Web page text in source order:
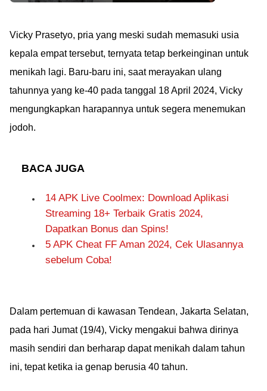
Vicky Prasetyo, pria yang meski sudah memasuki usia
kepala empat tersebut, ternyata tetap berkeinginan untuk
menikah lagi. Baru-baru ini, saat merayakan ulang
tahunnya yang ke-40 pada tanggal 18 April 2024, Vicky
mengungkapkan harapannya untuk segera menemukan
jodoh.
BACA JUGA
14 APK Live Coolmex: Download Aplikasi
Streaming 18+ Terbaik Gratis 2024,
Dapatkan Bonus dan Spins!
5 APK Cheat FF Aman 2024, Cek Ulasannya
sebelum Coba!
Dalam pertemuan di kawasan Tendean, Jakarta Selatan,
pada hari Jumat (19/4), Vicky mengakui bahwa dirinya
masih sendiri dan berharap dapat menikah dalam tahun
ini, tepat ketika ia genap berusia 40 tahun.